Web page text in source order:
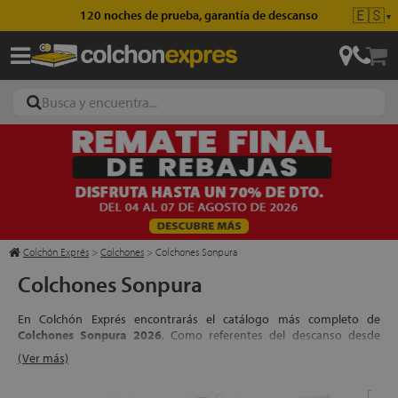
Envío gratis en pedidos superiores a 49€ 🇪🇸▼
Colchón Exprés > Colchones > Colchones Sonpura
Colchones Sonpura
En Colchón Exprés encontrarás el catálogo más completo de
Colchones Sonpura 2026. Como referentes del descanso desde
hace más de 40 años, la firma de Luis Soriano destaca por su
tecnología exclusiva de muelles ensacados Multisac®, ofreciendo una
(Ver más)